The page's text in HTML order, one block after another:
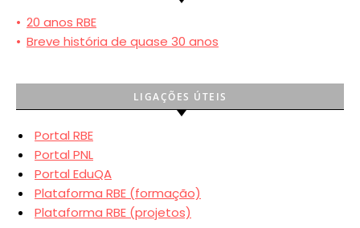
• 20 anos RBE
• Breve história de quase 30 anos
LIGAÇÕES ÚTEIS
Portal RBE
Portal PNL
Portal EduQA
Plataforma RBE (formação)
Plataforma RBE (projetos)